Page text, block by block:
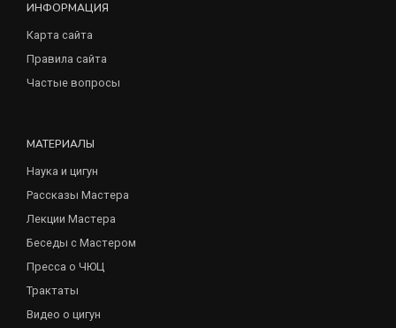
ИНФОРМАЦИЯ
Карта сайта
Правила сайта
Частые вопросы
МАТЕРИАЛЫ
Наука и цигун
Рассказы Мастера
Лекции Мастера
Беседы с Мастером
Пресса о ЧЮЦ
Трактаты
Видео о цигун